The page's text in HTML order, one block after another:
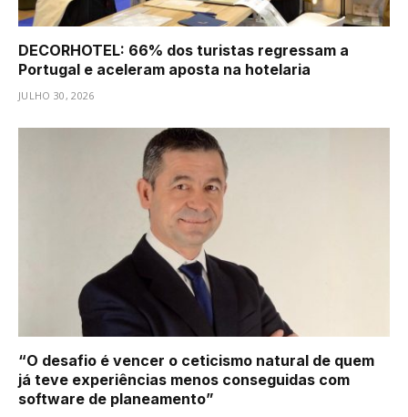
DECORHOTEL: 66% dos turistas regressam a
Portugal e aceleram aposta na hotelaria
JULHO 30, 2026
“O desafio é vencer o ceticismo natural de quem
já teve experiências menos conseguidas com
software de planeamento”